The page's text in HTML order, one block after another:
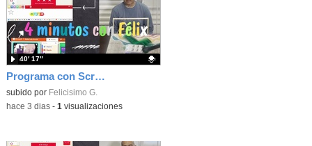
Programa con Scratch, 8 diferentes juegos para vivir la emoción de los partidos de España en el mundial 2026
Contenido educativo.
subido por Felicisimo G.
40′ 17″
-hace 3 dias- 1 visualizaciones